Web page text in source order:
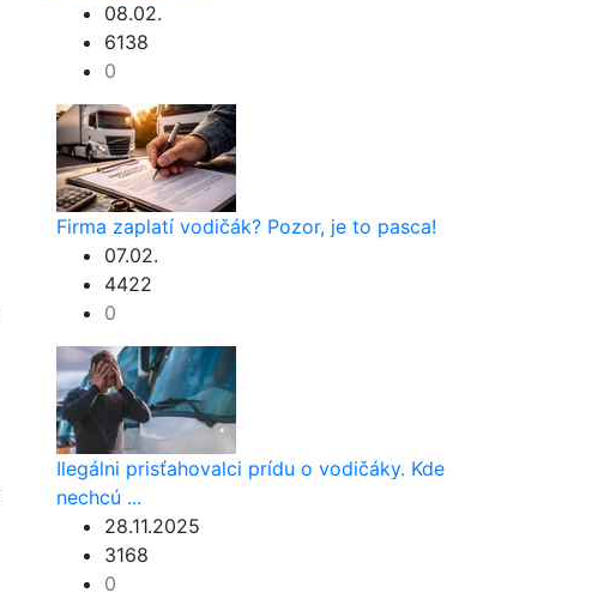
08.02.
6138
0
Firma zaplatí vodičák? Pozor, je to pasca!
07.02.
4422
0
Ilegálni prisťahovalci prídu o vodičáky. Kde
nechcú ...
28.11.2025
3168
0